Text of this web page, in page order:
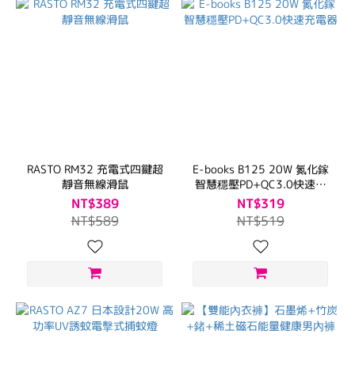
RASTO RM32 充電式四鍵超
靜音無線滑鼠
NT$389
NT$589
E-books B125 20W 氮化鎵
智慧穩壓PD+QC3.0快速充
電器
NT$319
NT$519